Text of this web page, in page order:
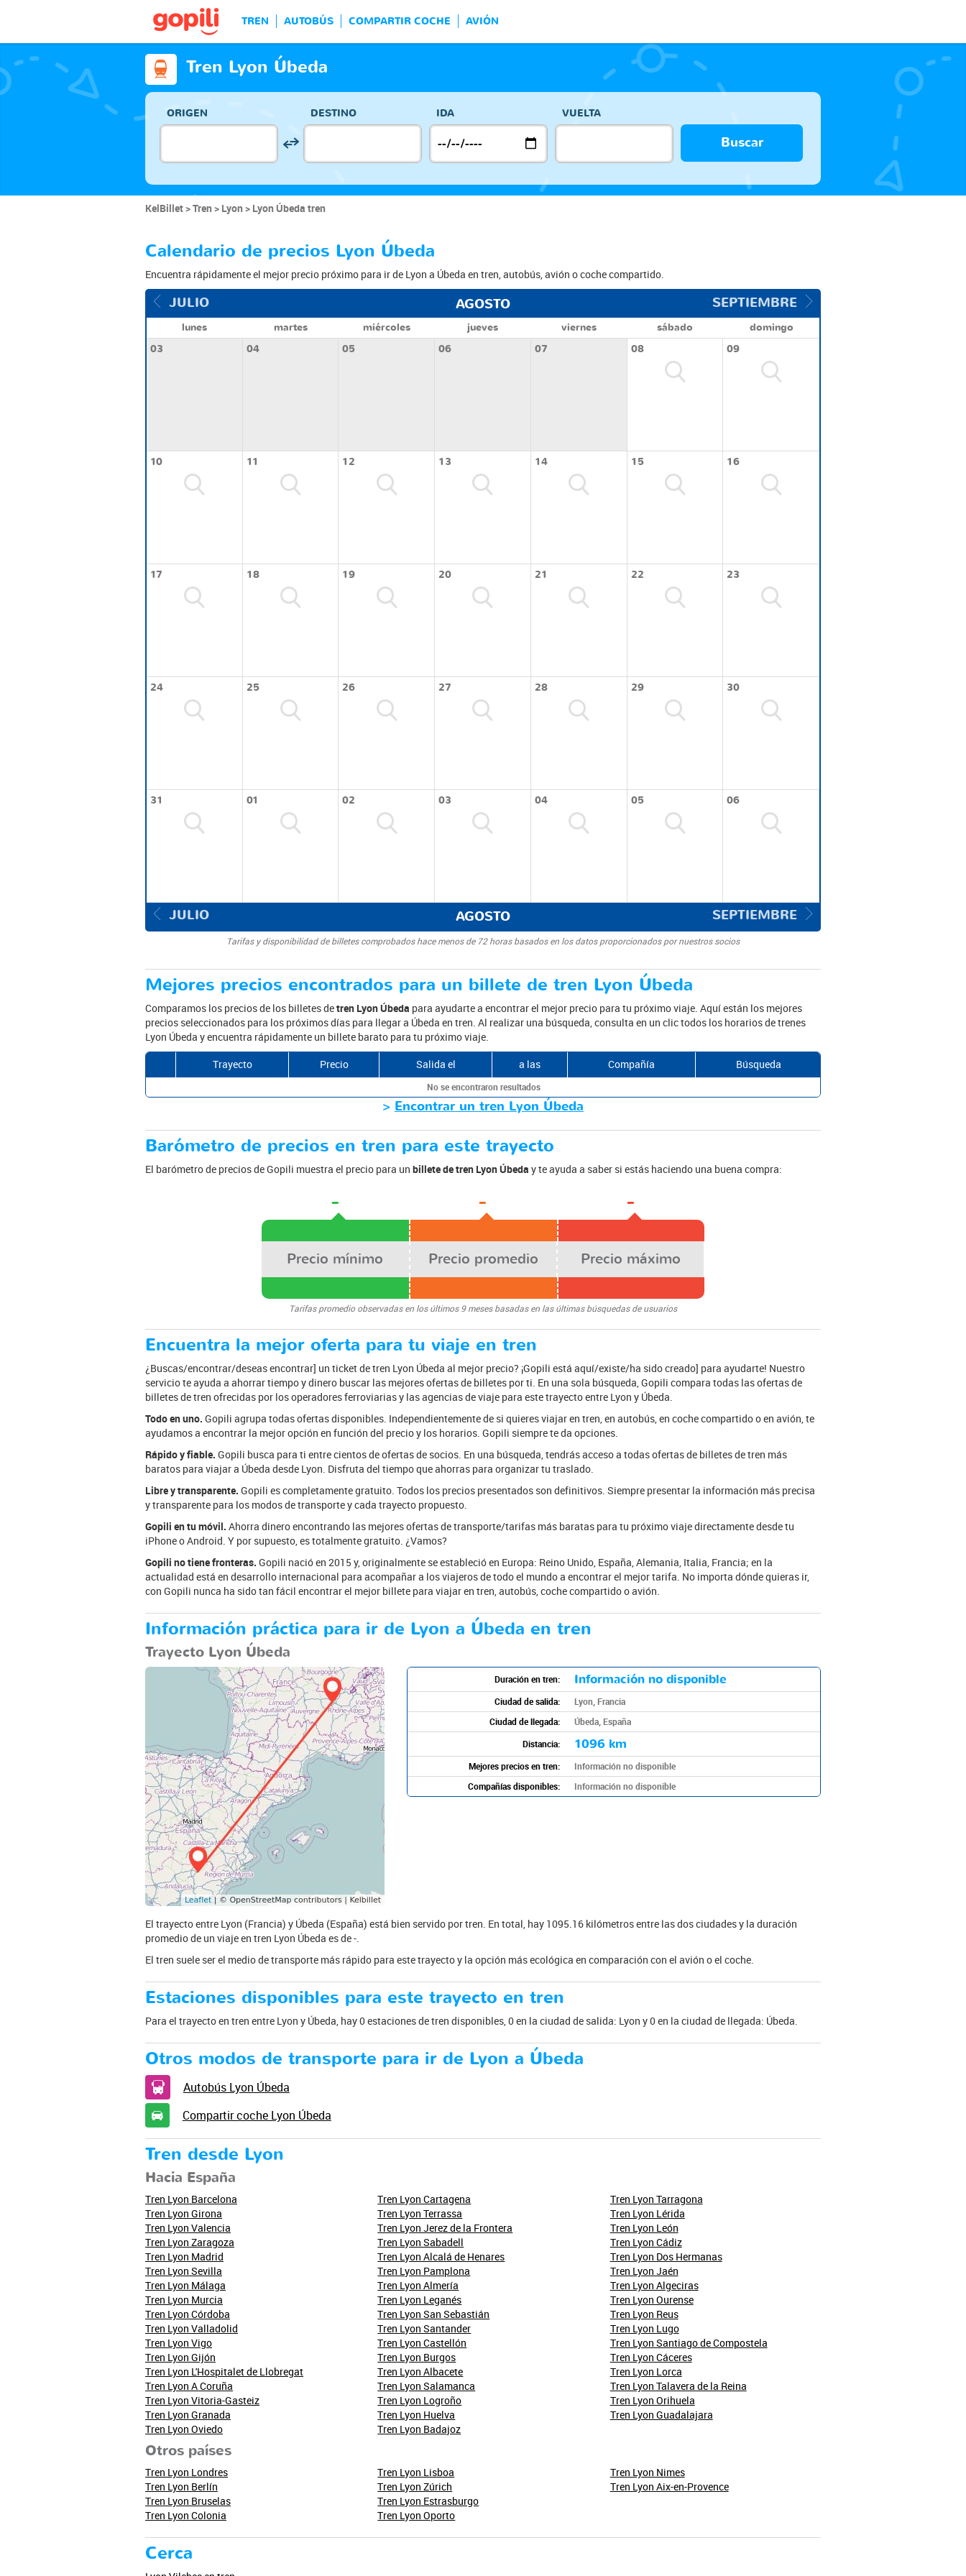
TREN AUTOBÚS COMPARTIR COCHE AVIÓN
Tren Lyon Úbeda
ORIGEN DESTINO IDA VUELTA
Buscar
KelBillet Tren Lyon Lyon Úbeda tren
Calendario de precios Lyon Úbeda
Encuentra rápidamente el mejor precio próximo para ir de Lyon a Úbeda en tren, autobús, avión o coche compartido.
JULIO SEPTIEMBRE
AGOSTO
lunes martes miércoles jueves viernes sábado
domingo
03
04 05 06 07 08 09
10 11 12 13 14 15 16
17 18 19 20 21 22 23
24 25 26 27 28 29 30
31 01 02 03 04 05 06
JULIO SEPTIEMBRE
AGOSTO
Tarifas y disponibilidad de billetes comprobados hace menos de 72 horas basados en los datos proporcionados por nuestros socios
Mejores precios encontrados para un billete de tren Lyon Úbeda
Comparamos los precios de los billetes detren Lyon Úbeda para ayudarte a encontrar el mejor precio para tu próximo viaje. Aquí están los mejores
precios seleccionados para los próximos días para llegar a Úbeda en tren. Al realizar una búsqueda, consulta en un clic todos los horarios de trenes
Lyon Úbeda y encuentra rápidamente un billete barato para tu próximo viaje.
Trayecto
Precio Salida el a las Compañía Búsqueda
No se encontraron resultados
> Encontrar un tren Lyon Úbeda
Barómetro de precios en tren para este trayecto
El barómetro de precios de Gopili muestra el precio para un billete de tren Lyon Úbeda y te ayuda a saber si estás haciendo una buena compra:
- - -
Precio mínimo Precio promedio Precio máximo
Tarifas promedio observadas en los últimos 9 meses basadas en las últimas búsquedas de usuarios
Encuentra la mejor oferta para tu viaje en tren
¿Buscas/encontrar/deseas encontrar] un ticket de tren Lyon Úbeda al mejor precio? ¡Gopili está aquí/existe/ha sido creado] para ayudarte! Nuestro
servicio te ayuda a ahorrar tiempo y dinero buscar las mejores ofertas de billetes por ti. En una sola búsqueda, Gopili compara todas las ofertas de
billetes de tren ofrecidas por los operadores ferroviarias y las agencias de viaje para este trayecto entre Lyon y Úbeda.
Todo en uno. Gopili agrupa todas ofertas disponibles. Independientemente de si quieres viajar en tren, en autobús, en coche compartido o en avión, te
ayudamos a encontrar la mejor opción en función del precio y los horarios. Gopili siempre te da opciones.
Rápido y fiable. Gopili busca para ti entre cientos de ofertas de socios. En una búsqueda, tendrás acceso a todas ofertas de billetes de tren más
baratos para viajar a Úbeda desde Lyon. Disfruta del tiempo que ahorras para organizar tu traslado.
Libre y transparente. Gopili es completamente gratuito. Todos los precios presentados son definitivos. Siempre presentar la información más precisa
y transparente para los modos de transporte y cada trayecto propuesto.
Gopili en tu móvil. Ahorra dinero encontrando las mejores ofertas de transporte/tarifas más baratas para tu próximo viaje directamente desde tu
iPhone o Android. Y por supuesto, es totalmente gratuito. ¿Vamos?
Gopili no tiene fronteras. Gopili nació en 2015 y, originalmente se estableció en Europa: Reino Unido, España, Alemania, Italia, Francia; en la
actualidad está en desarrollo internacional para acompañar a los viajeros de todo el mundo a encontrar el mejor tarifa. No importa dónde quieras ir,
con Gopili nunca ha sido tan fácil encontrar el mejor billete para viajar en tren, autobús, coche compartido o avión.
Información práctica para ir de Lyon a Úbeda en tren
Trayecto Lyon Úbeda
Duración en tren: Información no disponible
Ciudad de salida:
Lyon, Francia
Ciudad de llegada:
Úbeda, España
Distancia:
1096 km
Mejores precios en tren:
Información no disponible
Compañías disponibles:
Información no disponible
El trayecto entre Lyon (Francia) y Úbeda (España) está bien servido por tren. En total, hay 1095.16 kilómetros entre las dos ciudades y la duración
promedio de un viaje en tren Lyon Úbeda es de -.
El tren suele ser el medio de transporte más rápido para este trayecto y la opción más ecológica en comparación con el avión o el coche.
Estaciones disponibles para este trayecto en tren
Para el trayecto en tren entre Lyon y Úbeda, hay 0 estaciones de tren disponibles, 0 en la ciudad de salida: Lyon y 0 en la ciudad de llegada: Úbeda.
Otros modos de transporte para ir de Lyon a Úbeda
Autobús Lyon Úbeda
Compartir coche Lyon Úbeda
Tren desde Lyon
Hacia España
Tren Lyon Barcelona
Tren Lyon Girona
Tren Lyon Valencia
Tren Lyon Zaragoza
Tren Lyon Madrid
Tren Lyon Sevilla
Tren Lyon Málaga
Tren Lyon Murcia
Tren Lyon Córdoba
Tren Lyon Valladolid
Tren Lyon Vigo
Tren Lyon Gijón
Tren Lyon L'Hospitalet de Llobregat
Tren Lyon A Coruña
Tren Lyon Vitoria-Gasteiz
Tren Lyon Granada
Tren Lyon Oviedo
Tren Lyon Cartagena
Tren Lyon Terrassa
Tren Lyon Jerez de la Frontera
Tren Lyon Sabadell
Tren Lyon Alcalá de Henares
Tren Lyon Pamplona
Tren Lyon Almería
Tren Lyon Leganés
Tren Lyon San Sebastián
Tren Lyon Santander
Tren Lyon Castellón
Tren Lyon Burgos
Tren Lyon Albacete
Tren Lyon Salamanca
Tren Lyon Logroño
Tren Lyon Huelva
Tren Lyon Badajoz
Tren Lyon Tarragona
Tren Lyon Lérida
Tren Lyon León
Tren Lyon Cádiz
Tren Lyon Dos Hermanas
Tren Lyon Jaén
Tren Lyon Algeciras
Tren Lyon Ourense
Tren Lyon Reus
Tren Lyon Lugo
Tren Lyon Santiago de Compostela
Tren Lyon Cáceres
Tren Lyon Lorca
Tren Lyon Talavera de la Reina
Tren Lyon Orihuela
Tren Lyon Guadalajara
Otros países
Tren Lyon Londres
Tren Lyon Berlín
Tren Lyon Bruselas
Tren Lyon Colonia
Tren Lyon Lisboa
Tren Lyon Zúrich
Tren Lyon Estrasburgo
Tren Lyon Oporto
Tren Lyon Nimes
Tren Lyon Aix-en-Provence
Cerca